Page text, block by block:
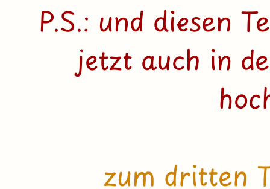
P.S.: und diesen
jetzt auch in
zum dritten